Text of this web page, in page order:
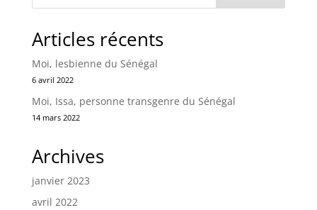
Articles récents
Moi, lesbienne du Sénégal
6 avril 2022
Moi, Issa, personne transgenre du Sénégal
14 mars 2022
Archives
janvier 2023
avril 2022